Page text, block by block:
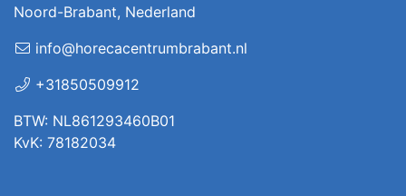
Noord-Brabant, Nederland
info@horecacentrumbrabant.nl
+31850509912
BTW: NL861293460B01
KvK: 78182034